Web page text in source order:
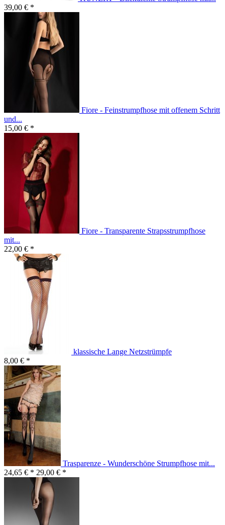
39,00 € *
Fiore - Feinstrumpfhose mit offenem Schritt
und...
15,00 € *
Fiore - Transparente Strapsstrumpfhose
mit...
22,00 € *
klassische Lange Netzstrümpfe
8,00 € *
Trasparenze - Wunderschöne Strumpfhose mit...
24,65 € * 29,00 € *